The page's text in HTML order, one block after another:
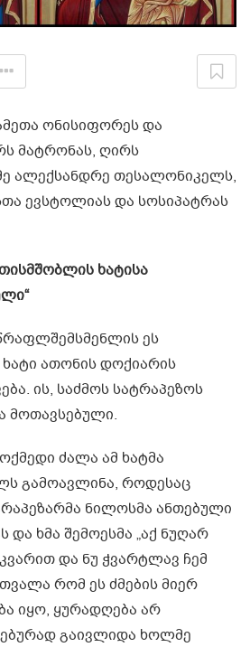
ონისიფორეს და
მატრონას, ღირს
ალექსანდრე თესალონიკელს,
ევსტოლიას და სოსიპატრას
ხატისა
ეს
ათონის დოქიარის
ის, საძმოს სატრაპეზოს
მოთავსებული.
ძალა ამ ხატმა
გამოავლინა, როდესაც
ნილოსმა ანთებული
და ხმა შემოესმა „აქ ნუღარ
და ნუ ჭვარტლავ ჩემ
რომ ეს ძმების მიერ
იყო, ყურადღება არ
გაივლიდა ხოლმე